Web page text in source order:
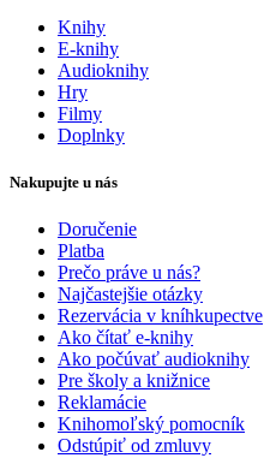
Knihy
E-knihy
Audioknihy
Hry
Filmy
Doplnky
Nakupujte u nás
Doručenie
Platba
Prečo práve u nás?
Najčastejšie otázky
Rezervácia v kníhkupectve
Ako čítať e-knihy
Ako počúvať audioknihy
Pre školy a knižnice
Reklamácie
Knihomoľský pomocník
Odstúpiť od zmluvy